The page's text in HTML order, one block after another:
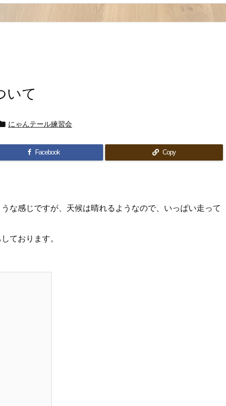
いて
にゃんテール練習会
Facebook Copy
な感じですが、天候は晴れるようなので、いっぱい走って
ております。